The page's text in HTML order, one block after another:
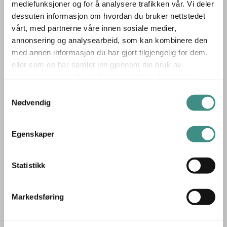
mediefunksjoner og for å analysere trafikken vår. Vi deler
dessuten informasjon om hvordan du bruker nettstedet
vårt, med partnerne våre innen sosiale medier,
annonsering og analysearbeid, som kan kombinere den
med annen informasjon du har gjort tilgjengelig for dem,
eller som de har samlet inn gjennom din bruk av
Nødvendig
Egenskaper
Statistikk
Markedsføring
Den karakteristiske sadelformen gir stor bevegelsesfrihet
og lar deg sitte forover, bakover eller sideveis – perfekt
for kreative og fleksible arbeidsmiljøer.
✅ Høy gasslift – Tilpasset ståstøtte og hevsenk-
gjennom hele dagen.
med særpreg.
komfortabel, fleksibel og bevegelsesfremmende stol med